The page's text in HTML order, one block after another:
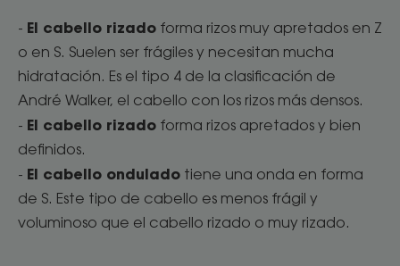
- El cabello rizado forma rizos muy apretados en Z
o en S. Suelen ser frágiles y necesitan mucha
hidratación. Es el tipo 4 de la clasificación de
André Walker, el cabello con los rizos más densos.
- El cabello rizado forma rizos apretados y bien
definidos.
- El cabello ondulado tiene una onda en forma
de S. Este tipo de cabello es menos frágil y
voluminoso que el cabello rizado o muy rizado.